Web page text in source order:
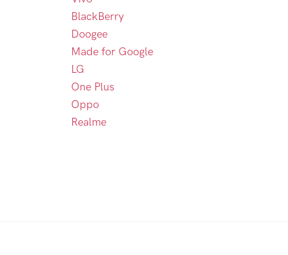
BlackBerry
Doogee
Made for Google
LG
One Plus
Oppo
Realme